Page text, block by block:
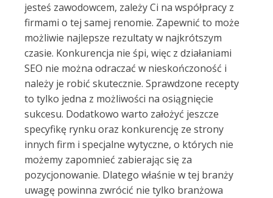
jesteś zawodowcem, zależy Ci na współpracy z
firmami o tej samej renomie. Zapewnić to może
możliwie najlepsze rezultaty w najkrótszym
czasie. Konkurencja nie śpi, więc z działaniami
SEO nie można odraczać w nieskończoność i
należy je robić skutecznie. Sprawdzone recepty
to tylko jedna z możliwości na osiągnięcie
sukcesu. Dodatkowo warto założyć jeszcze
specyfikę rynku oraz konkurencję ze strony
innych firm i specjalne wytyczne, o których nie
możemy zapomnieć zabierając się za
pozycjonowanie. Dlatego właśnie w tej branży
uwagę powinna zwrócić nie tylko branżowa